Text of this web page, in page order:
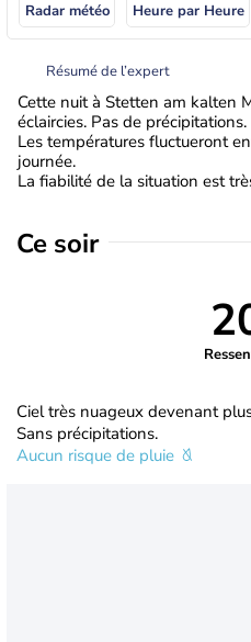
Radar météo Heure par Heure
Résumé de l’expert
Cette nuit à Stetten am kalten
éclaircies. Pas de précipitations.
Les températures fluctueront
journée.
La fiabilité de la situation est
Ce soir
Ciel très nuageux devenant
Sans précipitations.
Aucun risque de pluie